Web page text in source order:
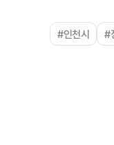
#인천시 #